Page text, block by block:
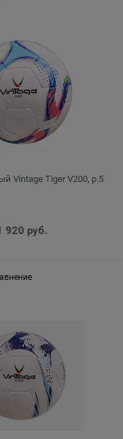
Vintage Tiger V200, р.5
920 руб.